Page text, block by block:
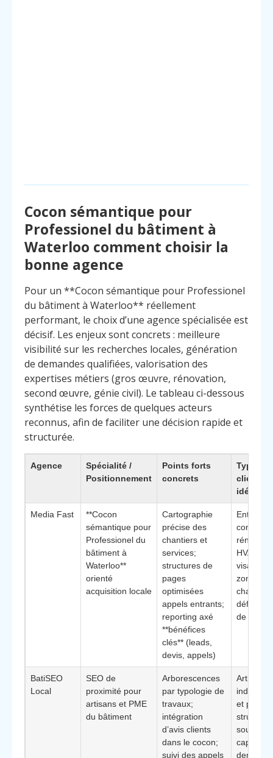
Cocon sémantique pour
Professionel du bâtiment à
Waterloo comment choisir la
bonne agence
Pour un **Cocon sémantique pour Professionel
du bâtiment à Waterloo** réellement
performant, le choix d’une agence spécialisée est
décisif. Les enjeux sont concrets : meilleure
visibilité sur les recherches locales, génération
de demandes qualifiées, valorisation des
expertises métiers (gros œuvre, rénovation,
second œuvre, génie civil). Le tableau ci-dessous
synthétise les forces de quelques acteurs
reconnus, afin de faciliter une décision rapide et
structurée.
Agence
Spécialité /
Positionnement
Points forts
concrets
Type de
clients
idéaux
Media Fast
**Cocon
sémantique pour
Professionel du
bâtiment à
Waterloo**
orienté
acquisition locale
Cartographie
précise des
chantiers et
services;
structures de
pages
optimisées
appels entrants;
reporting axé
**bénéfices
clés** (leads,
devis, appels)
HVAC,
visant
zone de
définie
de
BatiSEO
Local
SEO de
proximité pour
artisans et PME
du bâtiment
Arborescences
par typologie de
travaux;
intégration
d’avis clients
dans le cocon;
suivi des appels
Artisans
et petites
capter